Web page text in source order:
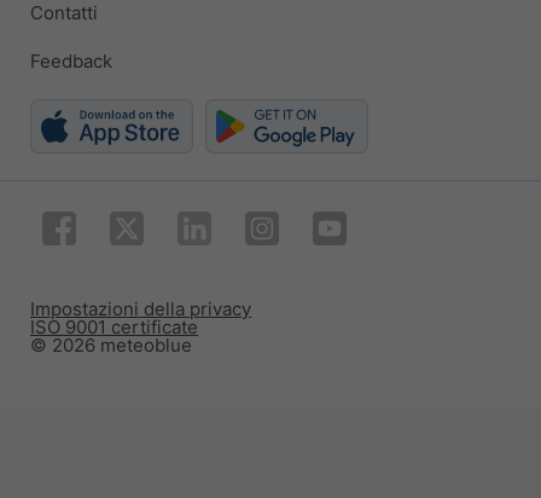
Contatti
Feedback
© 2026 meteoblue
ISO 9001 certificate
Impostazioni della privacy